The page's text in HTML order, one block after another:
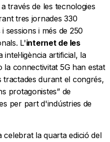
través de les tecnologies
tres jornades 330
sessions i més de 250
L'internet de les
artificial, la
la connectivitat 5G han estat
tractades durant el congrés,
protagonistes” de
per part d'indústries de
la quarta edició del